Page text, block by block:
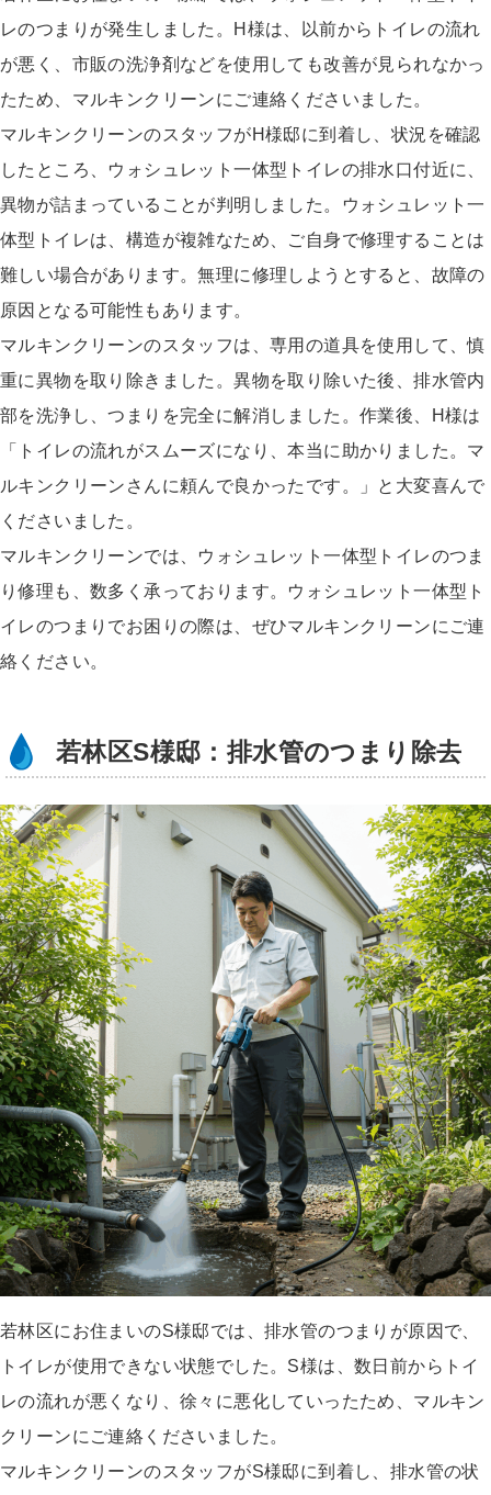
レのつまりが発生しました。H様は、以前からトイレの流れ
が悪く、市販の洗浄剤などを使用しても改善が見られなかっ
たため、マルキンクリーンにご連絡くださいました。
マルキンクリーンのスタッフがH様邸に到着し、状況を確認
したところ、ウォシュレット一体型トイレの排水口付近に、
異物が詰まっていることが判明しました。ウォシュレット一
体型トイレは、構造が複雑なため、ご自身で修理することは
難しい場合があります。無理に修理しようとすると、故障の
原因となる可能性もあります。
マルキンクリーンのスタッフは、専用の道具を使用して、慎
重に異物を取り除きました。異物を取り除いた後、排水管内
部を洗浄し、つまりを完全に解消しました。作業後、H様は
「トイレの流れがスムーズになり、本当に助かりました。マ
ルキンクリーンさんに頼んで良かったです。」と大変喜んで
くださいました。
マルキンクリーンでは、ウォシュレット一体型トイレのつま
り修理も、数多く承っております。ウォシュレット一体型ト
イレのつまりでお困りの際は、ぜひマルキンクリーンにご連
絡ください。
若林区S様邸：排水管のつまり除去
若林区にお住まいのS様邸では、排水管のつまりが原因で、
トイレが使用できない状態でした。S様は、数日前からトイ
レの流れが悪くなり、徐々に悪化していったため、マルキン
クリーンにご連絡くださいました。
マルキンクリーンのスタッフがS様邸に到着し、排水管の状